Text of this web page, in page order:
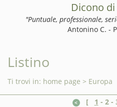
Dicono
"Puntuale, professionale,
Antonino C. -
Listino
Ti trovi in: home page > Europa
[ 1 - 2-